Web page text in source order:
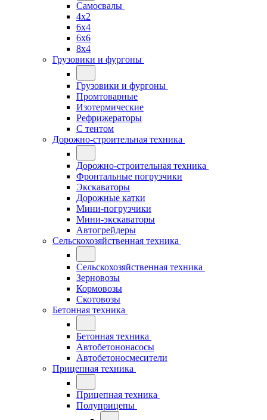
Самосвалы
4x2
6x4
6x6
8x4
Грузовики и фургоны
Грузовики и фургоны
Промтоварные
Изотермические
Рефрижераторы
С тентом
Дорожно-строительная техника
Дорожно-строительная техника
Фронтальные погрузчики
Экскаваторы
Дорожные катки
Мини-погрузчики
Мини-экскаваторы
Автогрейдеры
Сельскохозяйственная техника
Сельскохозяйственная техника
Зерновозы
Кормовозы
Скотовозы
Бетонная техника
Бетонная техника
Автобетононасосы
Автобетоносмесители
Прицепная техника
Прицепная техника
Полуприцепы